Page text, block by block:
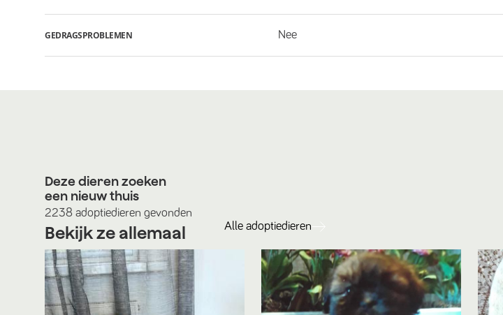
GEDRAGSPROBLEMEN Nee
Deze dieren zoeken
een nieuw thuis
2238 adoptiedieren gevonden
Bekijk ze allemaal Alle adoptiedieren